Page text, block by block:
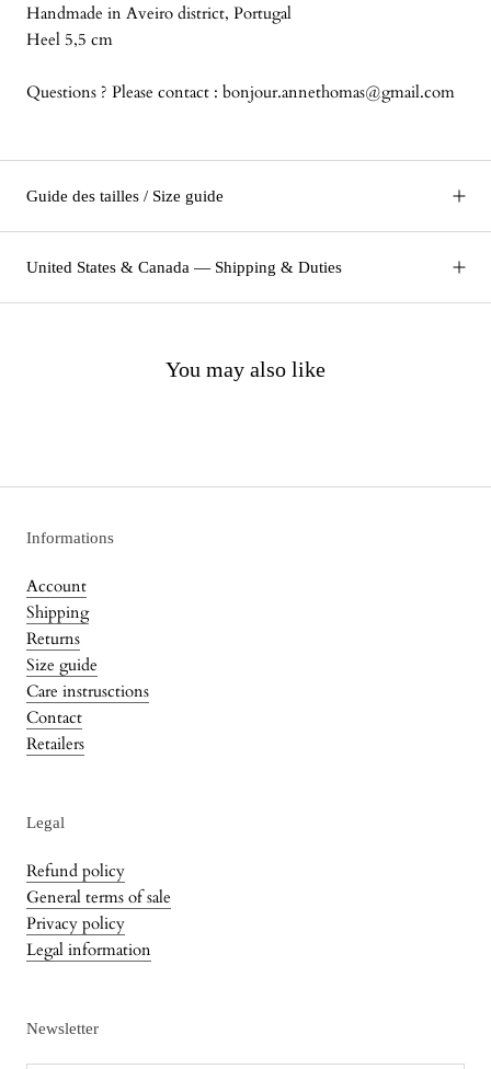
Handmade in Aveiro district, Portugal
Heel 5,5 cm
Questions ? Please contact : bonjour.annethomas@gmail.com
Guide des tailles / Size guide
United States & Canada — Shipping & Duties
You may also like
Informations
Account
Shipping
Returns
Size guide
Care instrusctions
Contact
Retailers
Legal
Refund policy
General terms of sale
Privacy policy
Legal information
Newsletter